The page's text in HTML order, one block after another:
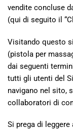
vendite concluse
(qui di seguito il
Visitando questo
(pistola per
dai seguenti
tutti gli utenti del
navigano nel sito,
collaboratori di
Si prega di